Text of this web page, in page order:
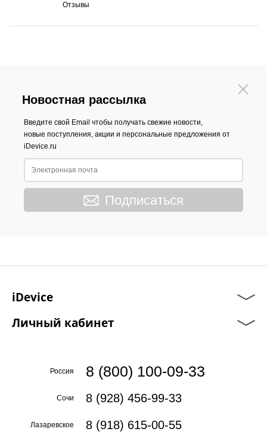
Отзывы
Новостная рассылка
Введите свой Email чтобы получать свежие новости,
новые поступления, акции и персональные предложения от
iDevice.ru
Подписаться
iDevice
Личный кабинет
Россия 8 (800) 100-09-33
Сочи 8 (928) 456-99-33
Лазаревское 8 (918) 615-00-55